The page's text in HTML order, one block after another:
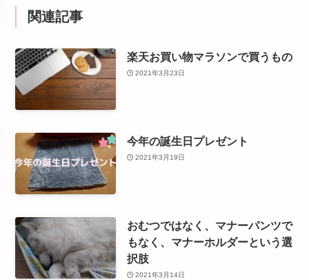
関連記事
楽天お買い物マラソンで買うもの
2021年3月23日
今年の誕生日プレゼント
2021年3月19日
おむつではなく、マナーパンツで
もなく、マナーホルダーという選
択肢
2021年3月14日